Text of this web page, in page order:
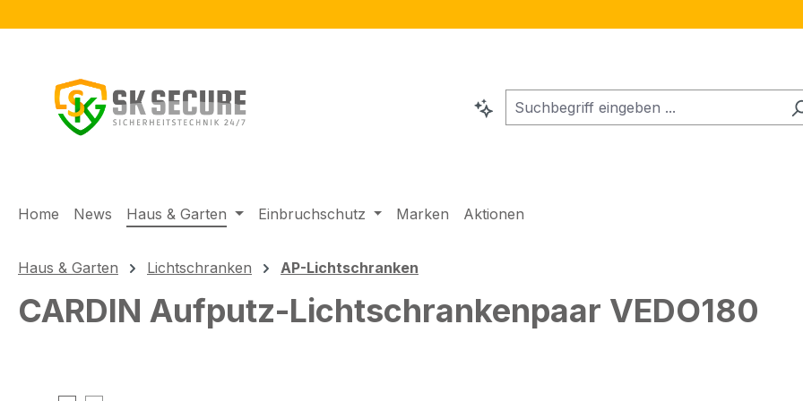
Home News Haus & Garten Einbruchschutz Marken Aktionen
Haus & Garten Lichtschranken AP-Lichtschranken
CARDIN Aufputz-Lichtschrankenpaar VEDO180